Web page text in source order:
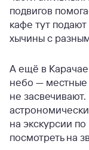
подвигов
кафе тут
хычины с
А ещё в
небо — местные
не
на экскурсии
посмотреть на